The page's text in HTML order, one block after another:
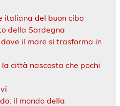
italiana del buon cibo
della Sardegna
il mare si trasforma in
città nascosta che pochi
il mondo della